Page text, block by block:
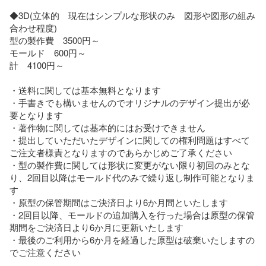
◆3D(立体的　現在はシンプルな形状のみ　図形や図形の組み
合わせ程度)
型の製作費　3500円～
モールド　600円～
計　4100円～
・送料に関しては基本無料となります
・手書きでも構いませんのでオリジナルのデザイン提出が必
要となります
・著作物に関しては基本的にはお受けできません
・提出していただいたデザインに関しての権利問題はすべて
ご注文者様責となりますのであらかじめご了承ください
・型の製作費に関しては形状に変更がない限り初回のみとな
り、2回目以降はモールド代のみで繰り返し制作可能となりま
す
・原型の保管期間はご決済日より6か月間といたします
・2回目以降、モールドの追加購入を行った場合は原型の保管
期間をご決済日より6か月に更新いたします
・最後のご利用から6か月を経過した原型は破棄いたしますの
でご注意ください